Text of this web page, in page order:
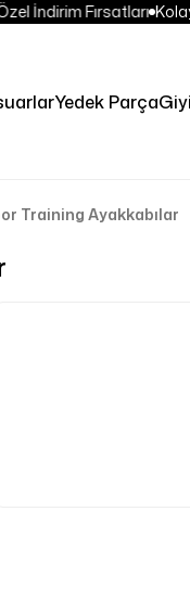
İndirim Fırsatları
Yedek Parça
Training Ayakkabılar